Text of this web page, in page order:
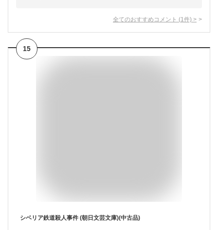
全てのおすすめコメント (1 件) >
15
シベリア鉄道殺人事件 (朝日文芸文庫)(中古品)